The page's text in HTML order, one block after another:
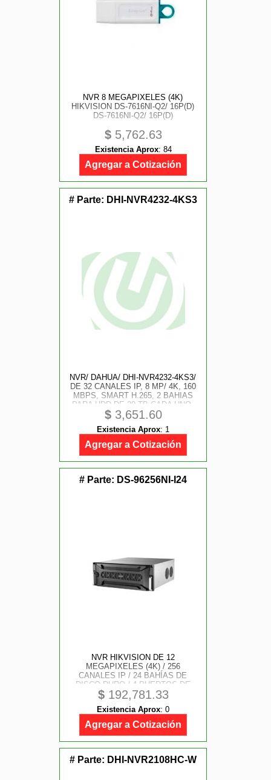
NVR 8 MEGAPIXELES (4K)
HIKVISION DS-7616NI-Q2/ 16P(D)
DS-7616NI-Q2/ 16P(D)
$5,762.63
Existencia Aprox: 84
Agregar a Cotización
# Parte: DHI-NVR4232-4KS3
NVR/ DAHUA/ DHI-NVR4232-4KS3/
DE 32 CANALES IP, 8 MP/ 4K, 160
MBPS, SMART H.265, 2 BAHIAS
PARA HDD DE 20 TB CADA UNO,
HDMI VGA, SOPORTA CAMARAS
WIZSENSE Y 2 CANALES SMD
PLUS
$3,651.60
Existencia Aprox: 1
Agregar a Cotización
# Parte: DS-96256NI-I24
NVR HIKVISION DE 12
MEGAPIXELES (4K) / 256
CANALES IP / 24 BAHÍAS DE
DISCO DURO / 4 PUERTOS DE
RED / SOPORTA RAID CON HOT
SWAP
$192,781.33
Existencia Aprox: 0
Agregar a Cotización
# Parte: DHI-NVR2108HC-W